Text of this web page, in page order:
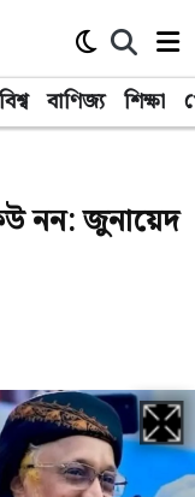
বিশ্ব বাণিজ্য শিক্ষা
নন: জুনায়েদ